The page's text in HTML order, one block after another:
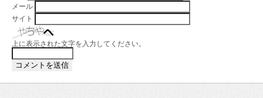
メール
サイト
上に表示された文字を入力してください。